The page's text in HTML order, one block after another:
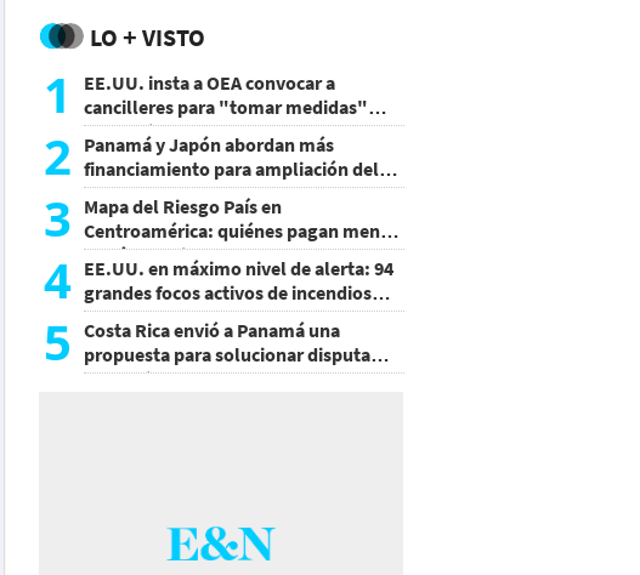
LO + VISTO
1
EE.UU. insta a OEA convocar a
cancilleres para "tomar medidas"
sobre Nicaragua
2 Panamá y Japón abordan más
financiamiento para ampliación del
metro
3 Mapa del Riesgo País en
Centroamérica: quiénes pagan menos
y cuáles mejoraron
4 EE.UU. en máximo nivel de alerta: 94
grandes focos activos de incendios
forestales
5
Costa Rica envió a Panamá una
propuesta para solucionar disputa
comercial